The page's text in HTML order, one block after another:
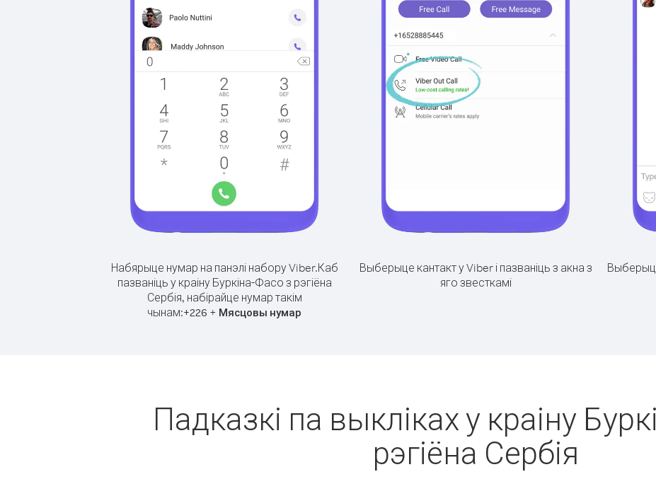
Набярыце нумар на панэлі набору Viber.Каб
пазваніць у краіну Буркіна-Фасо з рэгіёна
Сербія, набірайце нумар такім
чынам:+226 + Мясцовы нумар
Выберыце кантакт у Viber і пазваніць з акна з
яго звесткамі
Падказкі па выкліках у краіну
рэгіёна Сербія